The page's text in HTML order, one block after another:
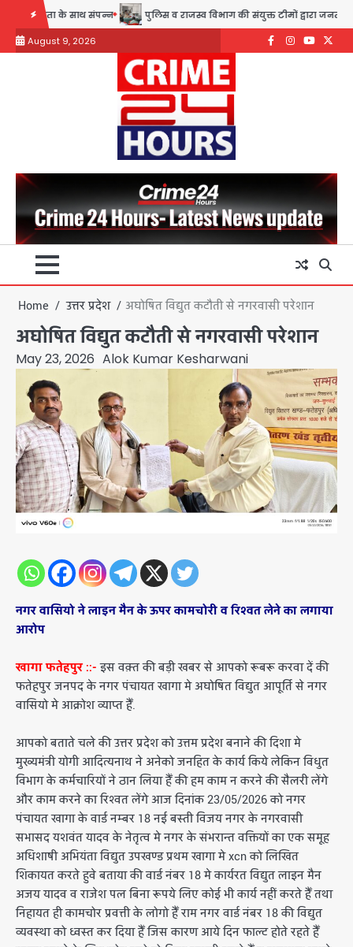
content
के साथ संपन्न पुलिस व राजस्व विभाग की संयुक्त टीमों द्वारा जनता की शिकायतें
August 9, 2026 FacebookInstagram
youtube
Home उत्तर प्रदेश अघोषित विद्युत कटौती से नगरवासी परेशान
अघोषित विद्युत कटौती से नगरवासी परेशान
May 23, 2026 Alok Kumar Kesharwani
नगर वासियो ने लाइन मैन के ऊपर कामचोरी व रिश्वत लेने का लगाया
आरोप
खागा फतेहपुर ::- इस वक़्त की बड़ी खबर से आपको रूबरू करवा दें की
फतेहपुर जनपद के नगर पंचायत खागा मे अघोषित विद्युत आपूर्ति से नगर
वासियो मे आक्रोश व्याप्त हैँ.
आपको बताते चले की उत्तर प्रदेश को उत्तम प्रदेश बनाने की दिशा मे
मुख्यमंत्री योगी आदित्यनाथ ने अनेको जनहित के कार्य किये लेकिन विधुत
विभाग के कर्मचारियों ने ठान लिया हैँ की हम काम न करने की सैलरी लेंगे
और काम करने का रिश्वत लेंगे आज दिनांक 23/05/2026 को नगर
पंचायत खागा के वार्ड नम्बर 18 नई बस्ती विजय नगर के नगरवासी
सभासद यशवंत यादव के नेतृत्व मे नगर के संभरान्त वक्तियों का एक समूह
अधिशाषी अभियंता विद्युत उपखण्ड प्रथम खागा मे xcn को लिखित
शिकायत करते हुवे बताया की वार्ड नंबर 18 मे कार्यरत विद्युत लाइन मैन
अजय यादव व राजेश पल बिना रूपये लिए कोई भी कार्य नहीं करते हैँ तथा
निहायत ही कामचोर प्रवत्ती के लोगो हैँ राम नगर वार्ड नंबर 18 की विद्युत
व्यवस्था को ध्वस्त कर दिया हैँ जिस कारण आये दिन फाल्ट होते रहते हैँ